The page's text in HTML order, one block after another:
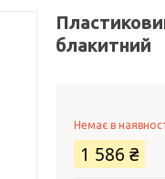
блакитний
Немає в
1 586 ₴